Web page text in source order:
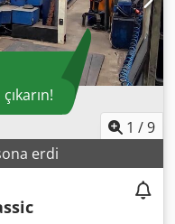
1 /9
erdi